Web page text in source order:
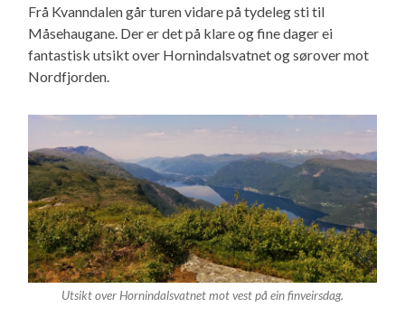
Frå Kvanndalen går turen vidare på tydeleg sti til
Måsehaugane. Der er det på klare og fine dager ei
fantastisk utsikt over Hornindalsvatnet og sørover mot
Nordfjorden.
Utsikt over Hornindalsvatnet mot vest på ein finveirsdag.